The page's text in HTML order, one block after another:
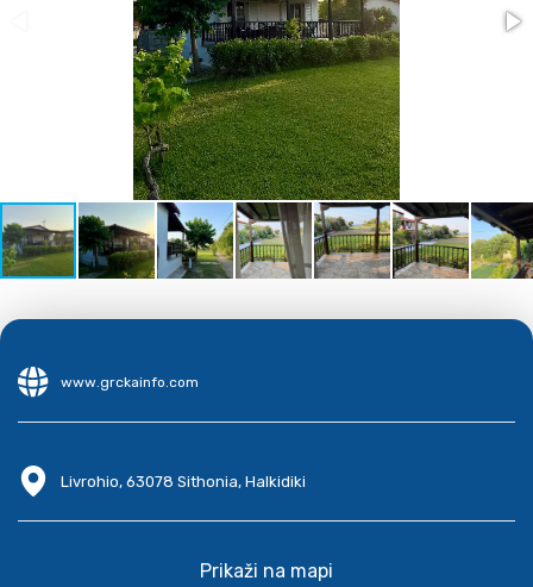
www.grckainfo.com
Livrohio, 63078 Sithonia, Halkidiki
Prikaži na mapi